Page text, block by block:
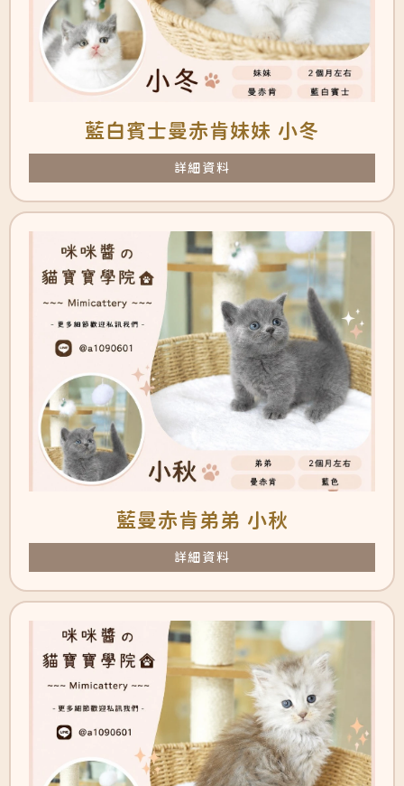
藍白賓士曼赤肯妹妹 小冬
詳細資料
藍曼赤肯弟弟 小秋
詳細資料